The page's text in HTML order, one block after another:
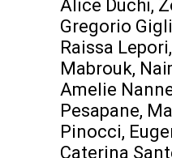
Alice Duchi,
Gregorio
Raissa
Mabrouk,
Amelie
Pesapane,
Pinocci,
Caterina